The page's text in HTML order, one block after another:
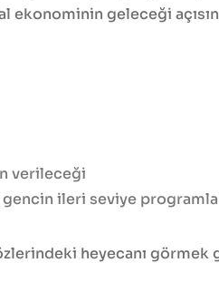
ekonominin geleceği
verileceği
ileri seviye
heyecanı